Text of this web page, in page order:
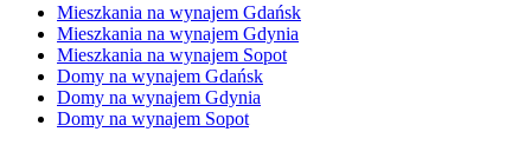
Mieszkania na wynajem Gdańsk
Mieszkania na wynajem Gdynia
Mieszkania na wynajem Sopot
Domy na wynajem Gdańsk
Domy na wynajem Gdynia
Domy na wynajem Sopot